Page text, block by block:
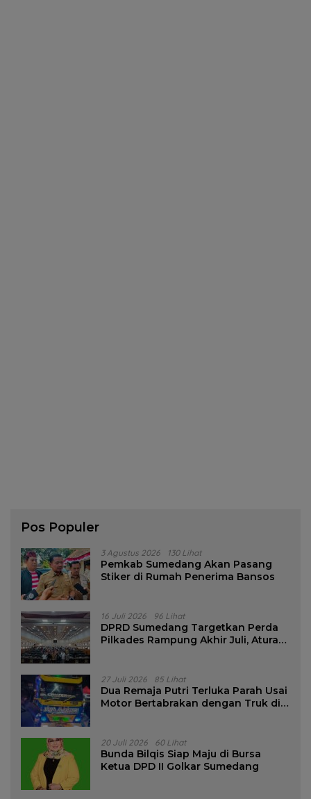
Pos Populer
3 Agustus 2026 130 Lihat
Pemkab Sumedang Akan Pasang
Stiker di Rumah Penerima Bansos
16 Juli 2026 96 Lihat
DPRD Sumedang Targetkan Perda
Pilkades Rampung Akhir Juli, Aturan
27 Juli 2026 85 Lihat
Dua Remaja Putri Terluka Parah Usai
Motor Bertabrakan dengan Truk di
20 Juli 2026 60 Lihat
Bunda Bilqis Siap Maju di Bursa
Ketua DPD II Golkar Sumedang